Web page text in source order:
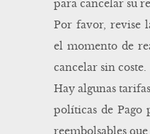
para cancelar su
Por favor, revise
el momento de
cancelar sin coste.
Hay algunas
políticas de Pago
reembolsables